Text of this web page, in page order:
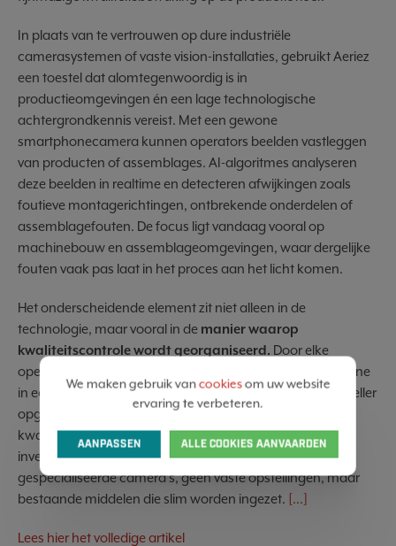
In plaats van te vertrouwen op dure industriële
camerasystemen of vaste vision-installaties, gebruikt Aeriez
een toestel dat alomtegenwoordig is in
productieomgevingen én een lage technologische
achtergrondkennis vereist. Met een gewone
smartphonecamera kunnen operators beelden vastleggen
van producten of assemblages. AI-algoritmes analyseren
deze beelden in realtime en detecteren afwijkingen zoals
foutieve montagerichtingen, ontbrekende onderdelen of
assemblagefouten. De focus ligt vandaag vooral op
machinebouw en assemblageomgevingen, waar dergelijke
fouten vaak pas laat in het proces aan het licht komen.
Het onderscheidende element zit niet alleen in de
technologie, maar vooral in de manier waarop
kwaliteitscontrole wordt georganiseerd. Door elke
operator te ondersteunen met AI, verandert de smartphone
in een extra paar getrainde ogen. Afwijkingen worden sneller
opgemerkt, vaak nog vóór ze uitgroeien tot echte
kwaliteitsproblemen. Tegelijk vermijdt Aeriez zware
investeringen in hardware of complexe installaties: geen
gespecialiseerde camera’s, geen vaste opstellingen, maar
bestaande middelen die slim worden ingezet. [...]
Lees hier het volledige artikel
We maken gebruik vancookiesom uw website
ervaring te verbeteren.
AANPASSEN ALLE COOKIES AANVAARDEN